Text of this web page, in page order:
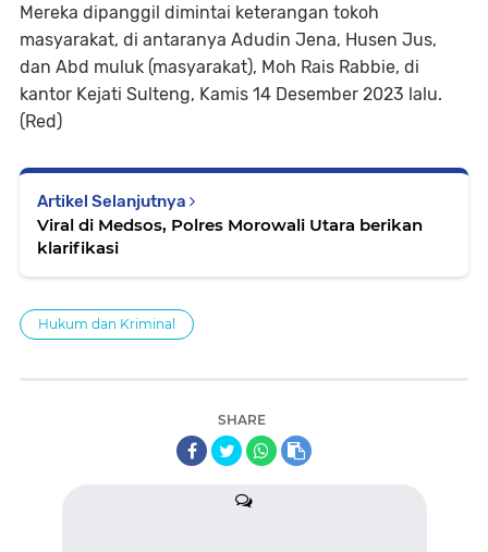
Mereka dipanggil dimintai keterangan tokoh
masyarakat, di antaranya Adudin Jena, Husen Jus,
dan Abd muluk (masyarakat), Moh Rais Rabbie, di
kantor Kejati Sulteng, Kamis 14 Desember 2023 lalu.
(Red)
Artikel Selanjutnya
Viral di Medsos, Polres Morowali Utara berikan
klarifikasi
Hukum dan Kriminal
SHARE